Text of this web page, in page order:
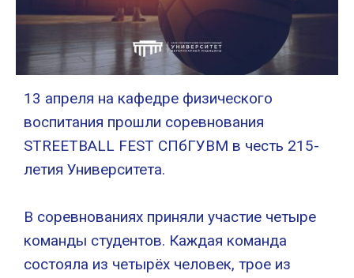
13 апреля на кафедре физического
воспитания прошли соревнования
STREETBALL FEST СПбГУВМ в честь 215-
летия Университета.
В соревнованиях приняли участие четыре
команды студентов. Каждая команда
состояла из четырёх человек, трое из